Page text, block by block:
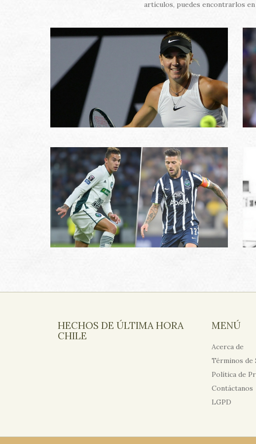
artículos, puedes encontrarlos
HECHOS DE ÚLTIMA HORA
CHILE
MENÚ
Acerca de
Términos de
Política de
Contáctanos
LGPD